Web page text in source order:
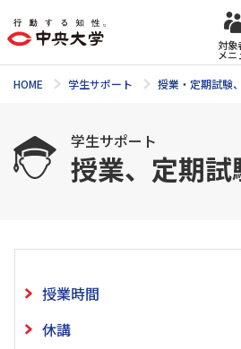
対象
メニ
HOME 学生サポート 授業・定期試験
学生サポート
授業、定期試
授業時間
休講